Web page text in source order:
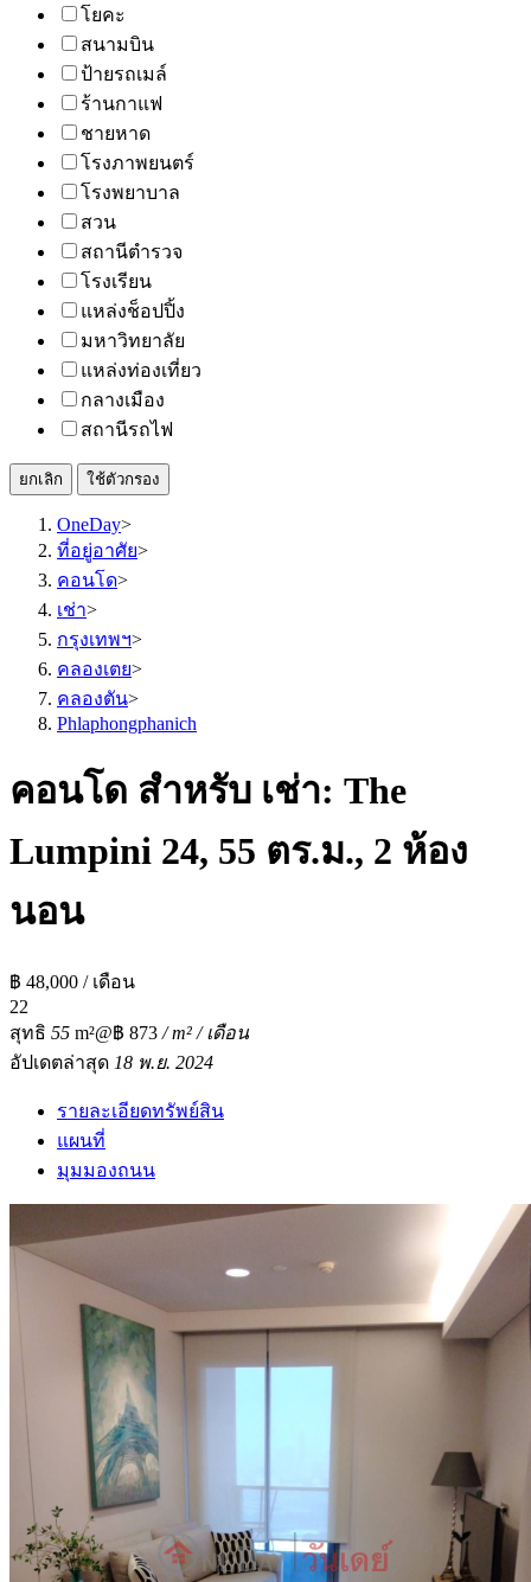
โยคะ
สนามบิน
ป้ายรถเมล์
ร้านกาแฟ
ชายหาด
โรงภาพยนตร์
โรงพยาบาล
สวน
สถานีตำรวจ
โรงเรียน
แหล่งช็อปปิ้ง
มหาวิทยาลัย
แหล่งท่องเที่ยว
กลางเมือง
สถานีรถไฟ
ยกเลิก ใช้ตัวกรอง
OneDay>
ที่อยู่อาศัย>
คอนโด>
เช่า>
กรุงเทพฯ>
คลองเตย>
คลองตัน>
Phlaphongphanich
คอนโด สำหรับ เช่า: The
Lumpini 24, 55 ตร.ม., 2 ห้อง
นอน
฿ 48,000 / เดือน
22
สุทธิ 55 m²@฿ 873 / m² / เดือน
อัปเดตล่าสุด 18 พ.ย. 2024
รายละเอียดทรัพย์สิน
แผนที่
มุมมองถนน